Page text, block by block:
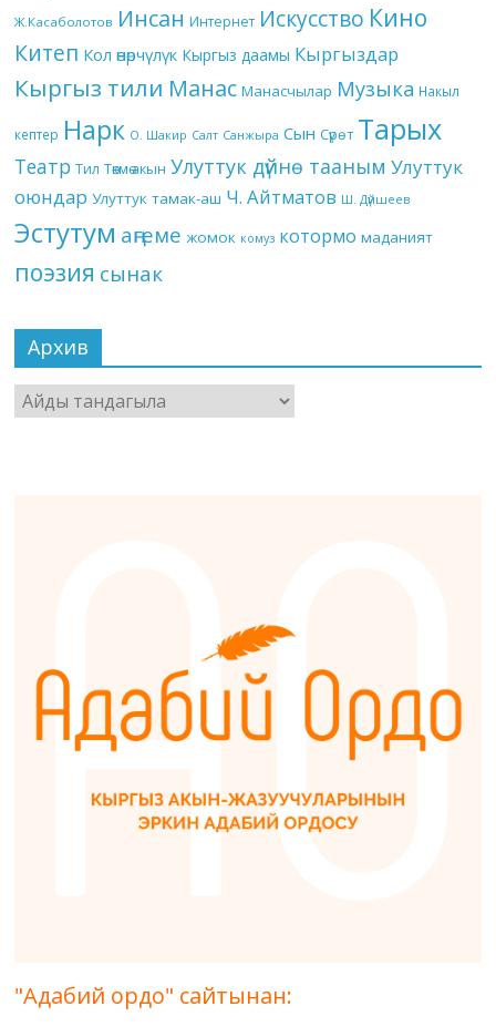
Ж.Касаболотов Инсан Интернет Искусство Кино
Китеп Кол өнөрчүлүк Кыргыз даамы Кыргыздар
Кыргыз тили Манас Манасчылар Музыка Накыл
кептер Нарк О. Шакир Салт Санжыра Сын Сүрөт Тарых
Театр Тил Төкмө акын Улуттук дүйнө тааным Улуттук
оюндар Улуттук тамак-аш Ч. Айтматов Ш. Дүйшеев
Эстутум аңгеме жомок комуз котормо маданият
поэзия сынак
Архив
Архив
"Адабий ордо" сайтынан: